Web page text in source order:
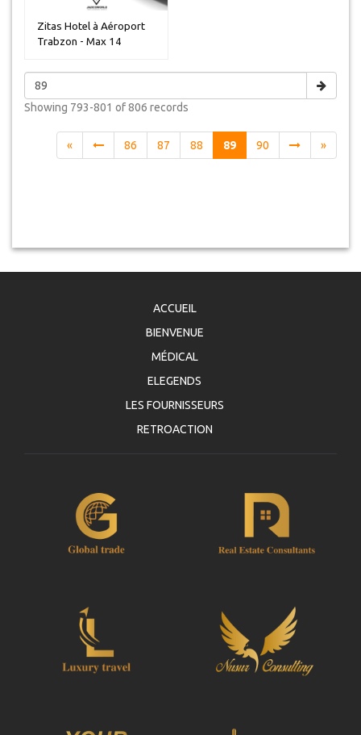
Zitas Hotel à Aéroport
Trabzon - Max 14
Showing 793-801 of 806 records
« 86 87 88 89 90 »
ACCUEIL
BIENVENUE
MÉDICAL
ELEGENDS
LES FOURNISSEURS
RETROACTION